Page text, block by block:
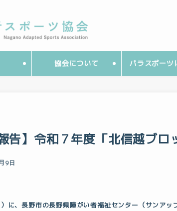
協会について パラスポーツ
告】令和７年度「北信越ブ
9日
に、長野市の長野県障がい者福祉センター（サンア